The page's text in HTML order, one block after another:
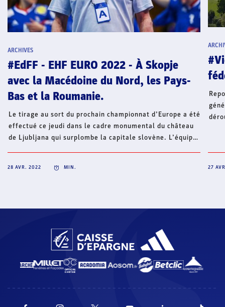
ARCHIVES
#EdFF - EHF EURO 2022 - À Skopje
avec la Macédoine du Nord, les Pays-
Bas et la Roumanie.
Le tirage au sort du prochain championnat d’Europe a été
effectué ce jeudi dans le cadre monumental du château
de Ljubljana qui surplombe la capitale slovène. L’équipe
du Nord, ainsi que les Pays-Bas et la Roumanie.
28 AVR. 2022 MIN. 27